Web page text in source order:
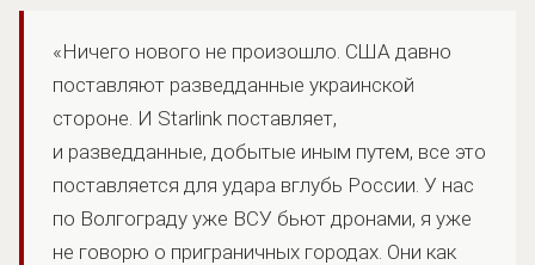
«Ничего нового не произошло. США давно
поставляют разведданные украинской
стороне. И Starlink поставляет,
и разведданные, добытые иным путем, все это
поставляется для удара вглубь России. У нас
по Волгограду уже ВСУ бьют дронами, я уже
не говорю о приграничных городах. Они как